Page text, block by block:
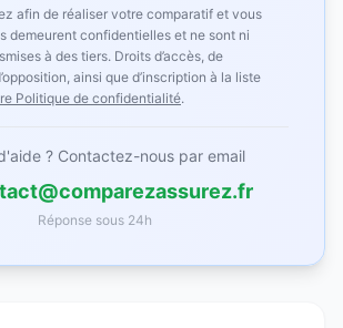
afin de réaliser votre comparatif et vous
demeurent confidentielles et ne sont ni
à des tiers. Droits d’accès, de
ainsi que d’inscription à la liste
Politique de confidentialité.
? Contactez-nous par email
Réponse sous 24h